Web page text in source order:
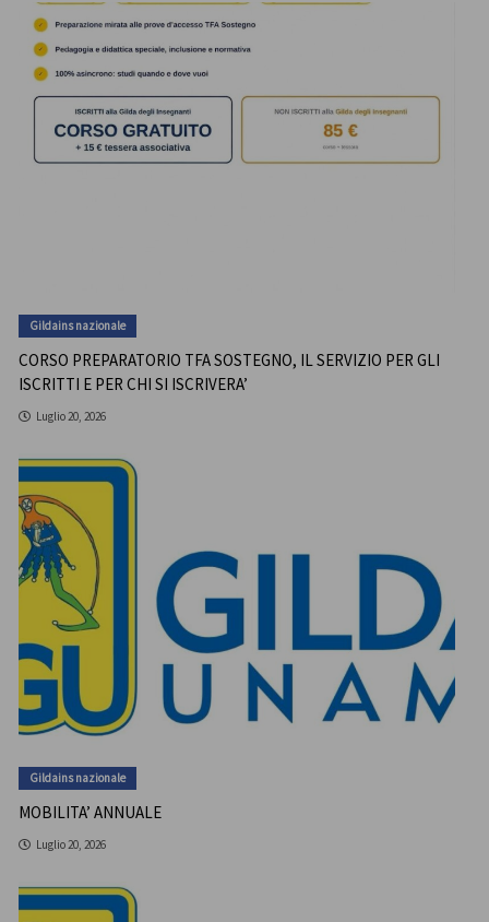
Gildains nazionale
CORSO PREPARATORIO TFA SOSTEGNO, IL SERVIZIO PER GLI
ISCRITTI E PER CHI SI ISCRIVERA’
Luglio 20, 2026
Gildains nazionale
MOBILITA’ ANNUALE
Luglio 20, 2026